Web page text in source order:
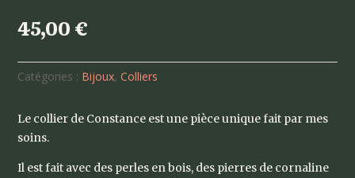
45,00 €
Catégories : Bijoux,Colliers
Le collier de Constance est une pièce unique fait par mes
soins.
Il est fait avec des perles en bois, des pierres de cornaline